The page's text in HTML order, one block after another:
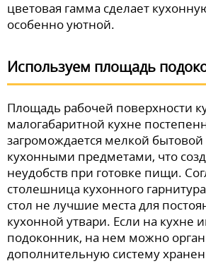
цветовая гамма сделает
особенно уютной.
Используем площадь
Площадь рабочей поверхности
малогабаритной кухне
загромождается мелкой
кухонными предметами, что
неудобств при готовке пищи.
столешница кухонного
стол не лучшие места для
кухонной утвари. Если на кухне
подоконник, на нем можно
дополнительную систему